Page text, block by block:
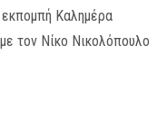
εκπομπή Καλημέρα
με τον Νίκο Νικολόπουλο